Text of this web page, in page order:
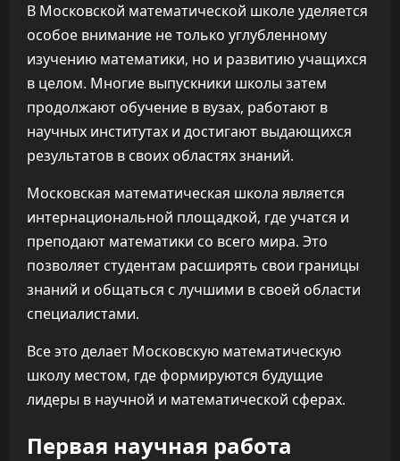
В Московской математической школе уделяется
особое внимание не только углубленному
изучению математики, но и развитию учащихся
в целом. Многие выпускники школы затем
продолжают обучение в вузах, работают в
научных институтах и достигают выдающихся
результатов в своих областях знаний.
Московская математическая школа является
интернациональной площадкой, где учатся и
преподают математики со всего мира. Это
позволяет студентам расширять свои границы
знаний и общаться с лучшими в своей области
специалистами.
Все это делает Московскую математическую
школу местом, где формируются будущие
лидеры в научной и математической сферах.
Первая научная работа